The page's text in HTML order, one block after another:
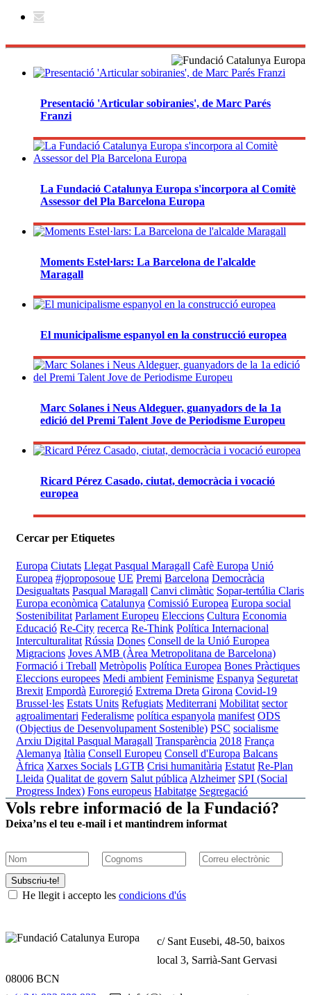
Presentació 'Articular sobiranies', de Marc Parés
Franzi
La Fundació Catalunya Europa s'incorpora al Comitè
Assessor del Pla Barcelona Europa
Moments Estel·lars: La Barcelona de l'alcalde
Maragall
El municipalisme espanyol en la construcció europea
Marc Solanes i Neus Aldeguer, guanyadors de la 1a
edició del Premi Talent Jove de Periodisme Europeu
Ricard Pérez Casado, ciutat, democràcia i vocació
europea
Cercar per Etiquetes
Europa Ciutats Llegat Pasqual Maragall Cafè Europa Unió
Europea #joproposoue UE Premi Barcelona Democràcia
Desigualtats Pasqual Maragall Canvi climàtic Sopar-tertúlia Claris
Europa econòmica Catalunya Comissió Europea Europa social
Sostenibilitat Parlament Europeu Eleccions Cultura Economia
Educació Re-City recerca Re-Think Política Internacional
Interculturalitat Rússia Dones Consell de la Unió Europea
Migracions Joves AMB (Àrea Metropolitana de Barcelona)
Formació i Treball Metròpolis Política Europea Bones Pràctiques
Eleccions europees Medi ambient Feminisme Espanya Seguretat
Brexit Empordà Euroregió Extrema Dreta Girona Covid-19
Brussel·les Estats Units Refugiats Mediterrani Mobilitat sector
agroalimentari Federalisme política espanyola manifest ODS
(Objectius de Desenvolupament Sostenible) PSC socialisme
Arxiu Digital Pasqual Maragall Transparència 2018 França
Alemanya Itàlia Consell Europeu Consell d'Europa Balcans
Àfrica Xarxes Socials LGTB Crisi humanitària Estatut Re-Plan
Lleida Qualitat de govern Salut pública Alzheimer SPI (Social
Progress Index) Fons europeus Habitatge Segregació
Vols rebre informació de la Fundació?
Deixa’ns el teu e-mail i et mantindrem informat
Subscriu-te!
He llegit i accepto les condicions d'ús
c/ Sant Eusebi, 48-50, baixos
local 3, Sarrià-Sant Gervasi
08006 BCN